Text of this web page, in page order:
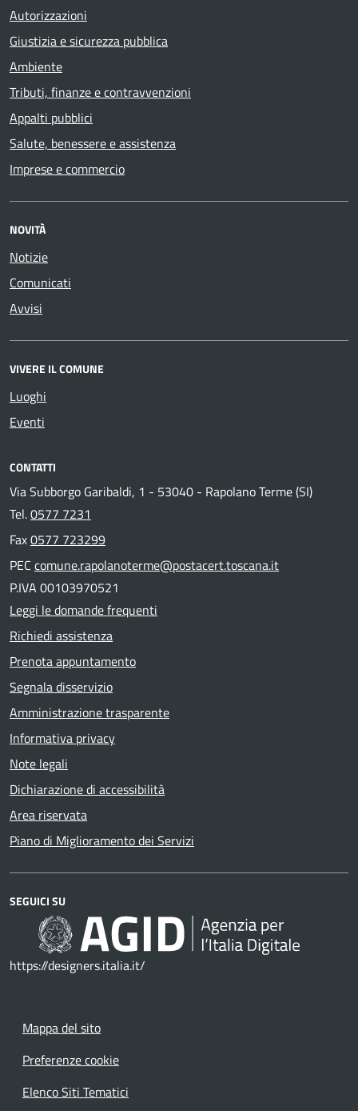
Autorizzazioni
Giustizia e sicurezza pubblica
Ambiente
Tributi, finanze e contravvenzioni
Appalti pubblici
Salute, benessere e assistenza
Imprese e commercio
NOVITÀ
Notizie
Comunicati
Avvisi
VIVERE IL COMUNE
Luoghi
Eventi
CONTATTI
Via Subborgo Garibaldi, 1 - 53040 - Rapolano Terme (SI)
Tel.0577 7231
Fax0577 723299
PEC comune.rapolanoterme@postacert.toscana.it
P.IVA 00103970521
Leggi le domande frequenti
Richiedi assistenza
Prenota appuntamento
Segnala disservizio
Amministrazione trasparente
Informativa privacy
Note legali
Dichiarazione di accessibilità
Area riservata
Piano di Miglioramento dei Servizi
SEGUICI SU
https://designers.italia.it/
Mappa del sito
Preferenze cookie
Elenco Siti Tematici